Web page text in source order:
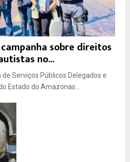
sobre direitos
no...
Serviços Públicos Delegados e
Estado do Amazonas...